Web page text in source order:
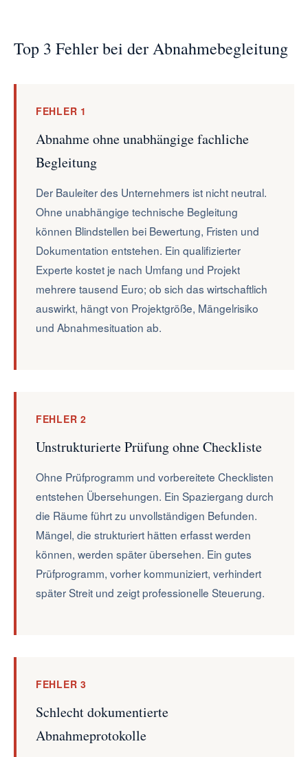
Top 3 Fehler bei der Abnahmebegleitung
FEHLER 1
Abnahme ohne unabhängige fachliche
Begleitung
Der Bauleiter des Unternehmers ist nicht neutral.
Ohne unabhängige technische Begleitung
können Blindstellen bei Bewertung, Fristen und
Dokumentation entstehen. Ein qualifizierter
Experte kostet je nach Umfang und Projekt
mehrere tausend Euro; ob sich das wirtschaftlich
auswirkt, hängt von Projektgröße, Mängelrisiko
und Abnahmesituation ab.
FEHLER 2
Unstrukturierte Prüfung ohne Checkliste
Ohne Prüfprogramm und vorbereitete Checklisten
entstehen Übersehungen. Ein Spaziergang durch
die Räume führt zu unvollständigen Befunden.
Mängel, die strukturiert hätten erfasst werden
können, werden später übersehen. Ein gutes
Prüfprogramm, vorher kommuniziert, verhindert
später Streit und zeigt professionelle Steuerung.
FEHLER 3
Schlecht dokumentierte
Abnahmeprotokolle